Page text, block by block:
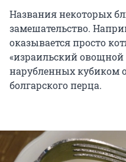
Названия некоторых
замешательство.
оказывается просто
«израильский овощной
нарубленных кубиком
болгарского перца.